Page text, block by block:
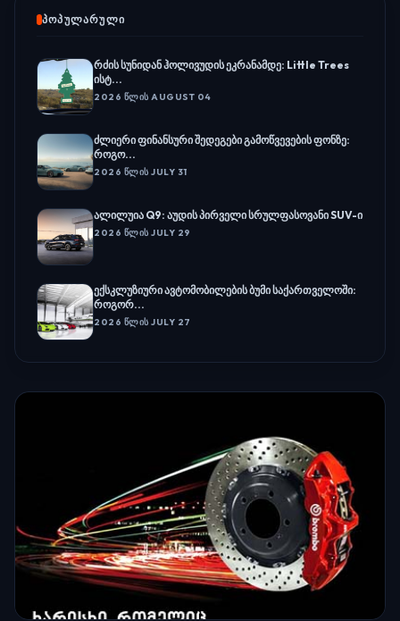
ᲞᲝᲞᲣᲚᲐᲠᲣᲚᲘ
რძის სუნიდან ჰოლივუდის ეკრანამდე: Little Trees
ისტ...
2026 ᲬᲚᲘᲡ AUGUST 04
ძლიერი ფინანსური შედეგები გამოწვევების ფონზე:
როგო...
2026 ᲬᲚᲘᲡ JULY 31
ალილუია Q9: აუდის პირველი სრულფასოვანი SUV-ი
2026 ᲬᲚᲘᲡ JULY 29
ექსკლუზიური ავტომობილების ბუმი საქართველოში:
როგორ...
2026 ᲬᲚᲘᲡ JULY 27